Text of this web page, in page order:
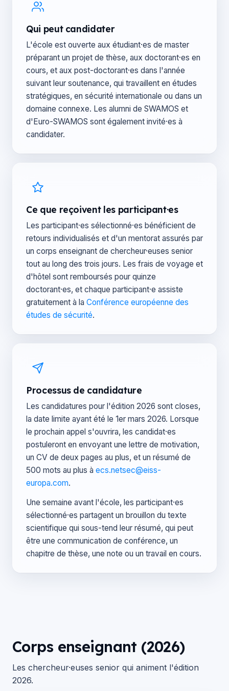
Qui peut candidater
L'école est ouverte aux étudiant·es de master
préparant un projet de thèse, aux doctorant·es en
cours, et aux post-doctorant·es dans l'année
suivant leur soutenance, qui travaillent en études
stratégiques, en sécurité internationale ou dans un
domaine connexe. Les alumni de SWAMOS et
d'Euro-SWAMOS sont également invité·es à
candidater.
Ce que reçoivent les participant·es
Les participant·es sélectionné·es bénéficient de
retours individualisés et d'un mentorat assurés par
un corps enseignant de chercheur·euses senior
tout au long des trois jours. Les frais de voyage et
d'hôtel sont remboursés pour quinze
doctorant·es, et chaque participant·e assiste
gratuitement à la Conférence européenne des
études de sécurité.
Processus de candidature
Les candidatures pour l'édition 2026 sont closes,
la date limite ayant été le 1er mars 2026. Lorsque
le prochain appel s'ouvrira, les candidat·es
postuleront en envoyant une lettre de motivation,
un CV de deux pages au plus, et un résumé de
500 mots au plus à ecs.netsec@eiss-
europa.com.
Une semaine avant l'école, les participant·es
sélectionné·es partagent un brouillon du texte
scientifique qui sous-tend leur résumé, qui peut
être une communication de conférence, un
chapitre de thèse, une note ou un travail en cours.
Corps enseignant (2026)
Les chercheur·euses senior qui animent l'édition
2026.